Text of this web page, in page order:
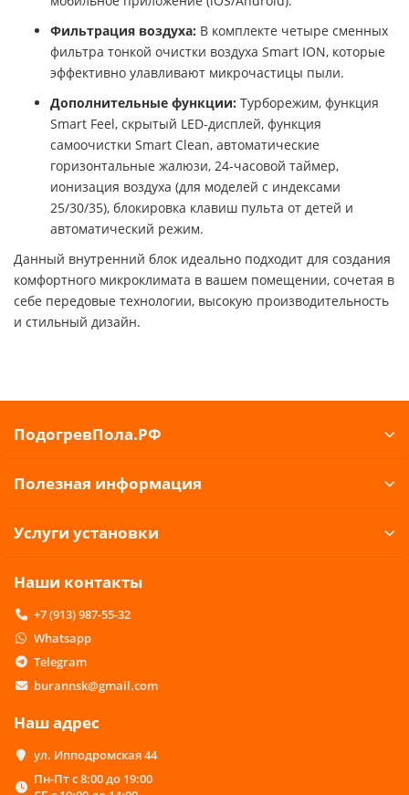
Фильтрация воздуха: В комплекте четыре сменных
фильтра тонкой очистки воздуха Smart ION, которые
эффективно улавливают микрочастицы пыли.
Дополнительные функции: Турборежим, функция
Smart Feel, скрытый LED-дисплей, функция
самоочистки Smart Clean, автоматические
горизонтальные жалюзи, 24-часовой таймер,
ионизация воздуха (для моделей с индексами
25/30/35), блокировка клавиш пульта от детей и
автоматический режим.
Данный внутренний блок идеально подходит для создания
комфортного микроклимата в вашем помещении, сочетая в
себе передовые технологии, высокую производительность
и стильный дизайн.
ПодогревПола.РФ
Полезная информация
Услуги установки
Наши контакты
+7 (913) 987-55-32
Whatsapp
Telegram
burannsk@gmail.com
Наш адрес
ул. Ипподромская 44
Пн-Пт с 8:00 до 19:00